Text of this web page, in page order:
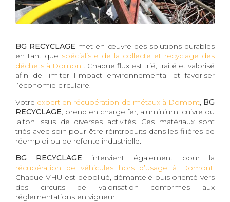
BG RECYCLAGE met en œuvre des solutions durables
en tant que spécialiste de la collecte et recyclage des
déchets à Domont. Chaque flux est trié, traité et valorisé
afin de limiter l’impact environnemental et favoriser
l’économie circulaire.
Votre expert en récupération de métaux à Domont, BG
RECYCLAGE, prend en charge fer, aluminium, cuivre ou
laiton issus de diverses activités. Ces matériaux sont
triés avec soin pour être réintroduits dans les filières de
réemploi ou de refonte industrielle.
BG RECYCLAGE intervient également pour la
récupération de véhicules hors d’usage à Domont.
Chaque VHU est dépollué, démantelé puis orienté vers
des circuits de valorisation conformes aux
réglementations en vigueur.